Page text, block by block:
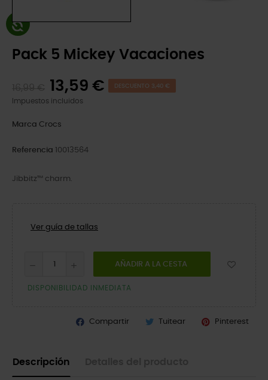
Pack 5 Mickey Vacaciones
13,59 € DESCUENTO 3,40 €
Impuestos incluidos
Marca Crocs
Referencia 10013564
Jibbitz™ charm.
Ver guía de tallas
AÑADIR A LA CESTA
DISPONIBILIDAD INMEDIATA
Compartir Tuitear Pinterest
Descripción